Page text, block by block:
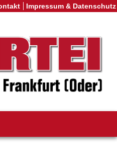
Impressum & Datenschutz